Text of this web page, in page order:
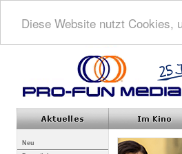
Diese Website nutzt Cookies,
Neu